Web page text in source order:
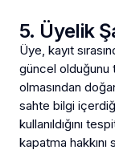
5. Üyelik
Üye, kayıt
güncel olduğunu
olmasından
sahte bilgi
kullanıldığını
kapatma hakkını